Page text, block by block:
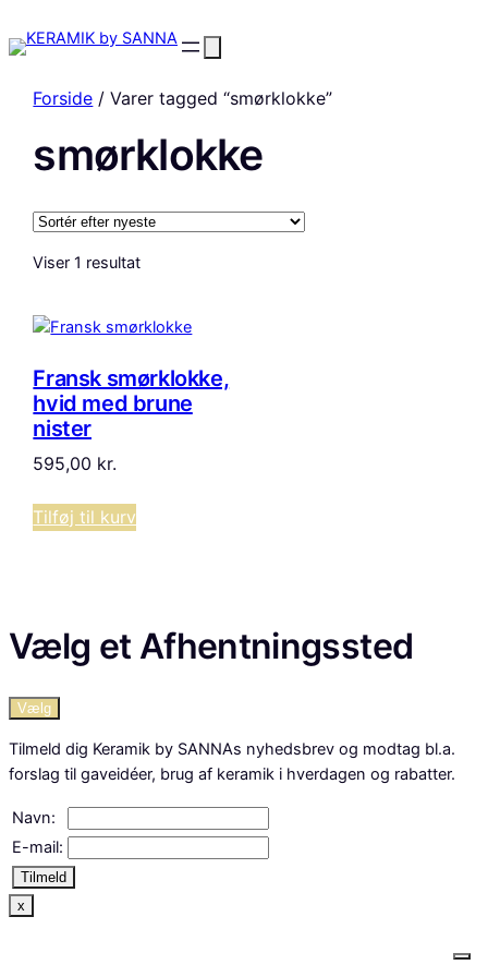
Forside / Varer tagged “smørklokke”
smørklokke
Viser 1 resultat
Fransk smørklokke,
hvid med brune
nister
595,00 kr.
Tilføj til kurv
Vælg et Afhentningssted
Vælg
Tilmeld dig Keramik by SANNAs nyhedsbrev og modtag bl.a.
forslag til gaveidéer, brug af keramik i hverdagen og rabatter.
Navn:
E-mail:
Tilmeld
x